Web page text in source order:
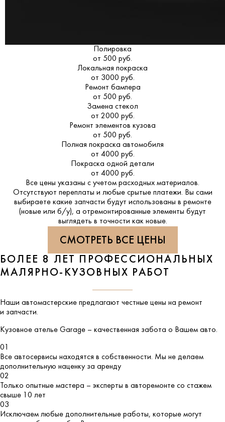
Полировка
от 500 руб.
Локальная покраска
от 3000 руб.
Ремонт бампера
от 500 руб.
Замена стекол
от 2000 руб.
Ремонт элементов кузова
от 500 руб.
Полная покраска автомобиля
от 4000 руб.
Покраска одной детали
от 4000 руб.
Все цены указаны с учетом расходных материалов.
Отсутствуют переплаты и любые срытые платежи. Вы сами
выбираете какие запчасти будут использованы в ремонте
(новые или б/у), а отремонтированные элементы будут
выглядеть в точности как новые.
СМОТРЕТЬ ВСЕ ЦЕНЫ
БОЛЕЕ 8 ЛЕТ ПРОФЕССИОНАЛЬНЫХ
МАЛЯРНО-КУЗОВНЫХ РАБОТ
Наши автомастерские предлагают честные цены на ремонт
и запчасти.
Кузовное ателье Garage – качественная забота о Вашем авто.
01
Все автосервисы находятся в собственности. Мы не делаем
дополнительную наценку за аренду
02
Только опытные мастера – эксперты в авторемонте со стажем
свыше 10 лет
03
Исключаем любые дополнительные работы, которые могут